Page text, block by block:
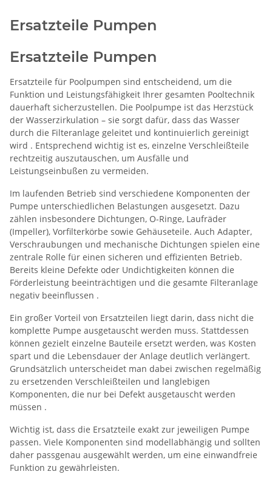
Ersatzteile Pumpen
Ersatzteile Pumpen
Ersatzteile für Poolpumpen sind entscheidend, um die
Funktion und Leistungsfähigkeit Ihrer gesamten Pooltechnik
dauerhaft sicherzustellen. Die Poolpumpe ist das Herzstück
der Wasserzirkulation – sie sorgt dafür, dass das Wasser
durch die Filteranlage geleitet und kontinuierlich gereinigt
wird . Entsprechend wichtig ist es, einzelne Verschleißteile
rechtzeitig auszutauschen, um Ausfälle und
Leistungseinbußen zu vermeiden.
Im laufenden Betrieb sind verschiedene Komponenten der
Pumpe unterschiedlichen Belastungen ausgesetzt. Dazu
zählen insbesondere Dichtungen, O-Ringe, Laufräder
(Impeller), Vorfilterkörbe sowie Gehäuseteile. Auch Adapter,
Verschraubungen und mechanische Dichtungen spielen eine
zentrale Rolle für einen sicheren und effizienten Betrieb.
Bereits kleine Defekte oder Undichtigkeiten können die
Förderleistung beeinträchtigen und die gesamte Filteranlage
negativ beeinflussen .
Ein großer Vorteil von Ersatzteilen liegt darin, dass nicht die
komplette Pumpe ausgetauscht werden muss. Stattdessen
können gezielt einzelne Bauteile ersetzt werden, was Kosten
spart und die Lebensdauer der Anlage deutlich verlängert.
Grundsätzlich unterscheidet man dabei zwischen regelmäßig
zu ersetzenden Verschleißteilen und langlebigen
Komponenten, die nur bei Defekt ausgetauscht werden
müssen .
Wichtig ist, dass die Ersatzteile exakt zur jeweiligen Pumpe
passen. Viele Komponenten sind modellabhängig und sollten
daher passgenau ausgewählt werden, um eine einwandfreie
Funktion zu gewährleisten.